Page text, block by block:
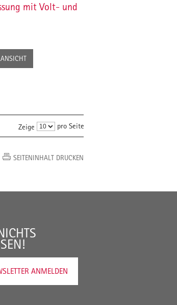
mit Volt- und
Zeige pro Seite
SEITENINHALT DRUCKEN
V
ANMELDEN